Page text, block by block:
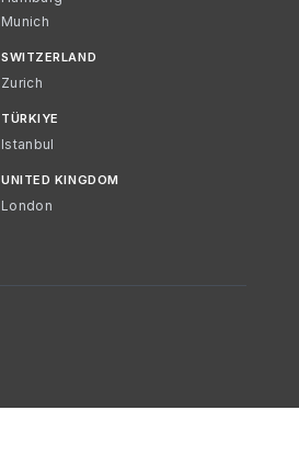
Munich
SWITZERLAND
Zurich
TÜRKIYE
Istanbul
UNITED KINGDOM
London